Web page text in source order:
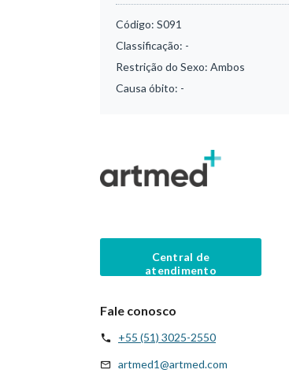
Código: S091
Classificação: -
Restrição do Sexo: Ambos
Causa óbito: -
Central de
atendimento
Fale conosco
+55 (51) 3025-2550
artmed1@artmed.com